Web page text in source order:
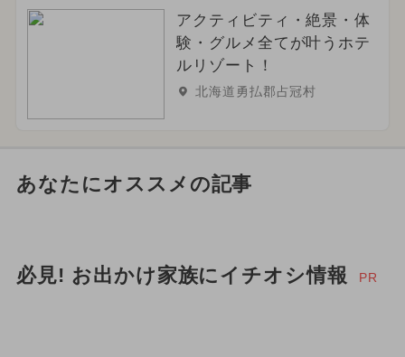
アクティビティ・絶景・体
験・グルメ全てが叶うホテ
ルリゾート！
北海道勇払郡占冠村
あなたにオススメの記事
必見! お出かけ家族にイチオシ情報 PR